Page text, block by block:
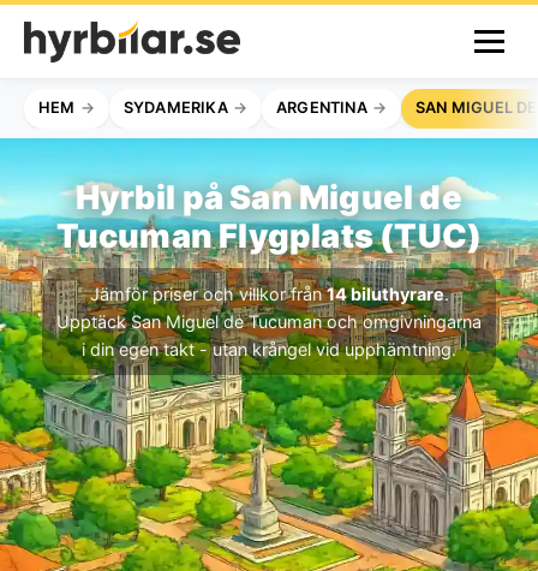
HEM SYDAMERIKA ARGENTINA SAN MIGUEL
Hyrbil på San Miguel de
Tucuman Flygplats (TUC)
Jämför priser och villkor från14 biluthyrare.
Upptäck San Miguel de Tucuman och omgivningarna
i din egen takt - utan krångel vid upphämtning.